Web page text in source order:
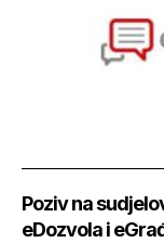
Poziv na
eDozvola i